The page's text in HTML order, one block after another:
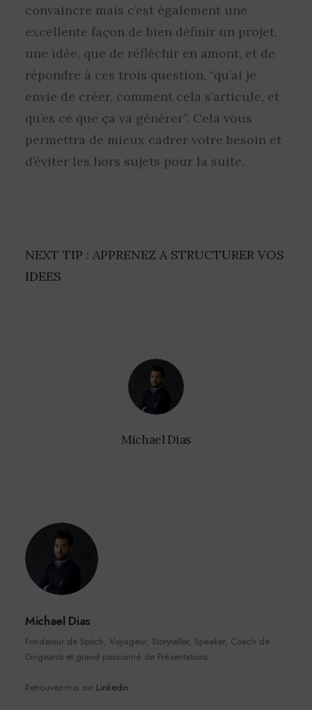
Michael Dias
convaincre mais c’est également une
excellente façon de bien définir un projet,
une idée, que de réfléchir en amont, et de
répondre à ces trois question, “qu’ai je
envie de créer, comment cela s’articule, et
qu’es ce que ça va générer”. Cela vous
permettra de mieux cadrer votre besoin et
d’éviter les hors sujets pour la suite.
NEXT TIP : APPRENEZ A STRUCTURER VOS
IDEES
Michael Dias
Fondateur de Spitch, Voyageur, Storyteller, Speaker, Coach de
Dirigeants et grand passionné de Présentations.
Retrouvez-moi sur Linkedin